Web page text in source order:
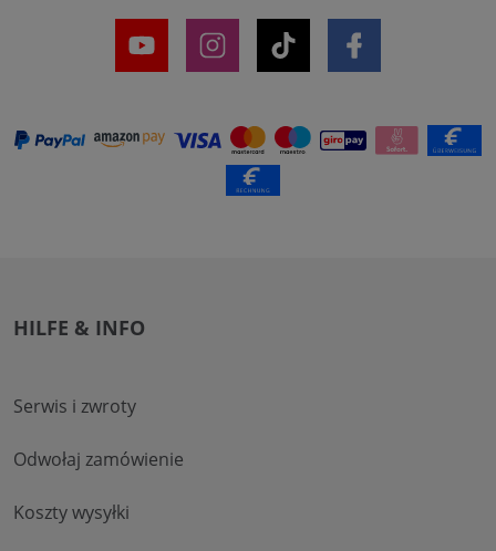
HILFE & INFO
Serwis i zwroty
Odwołaj zamówienie
Koszty wysyłki